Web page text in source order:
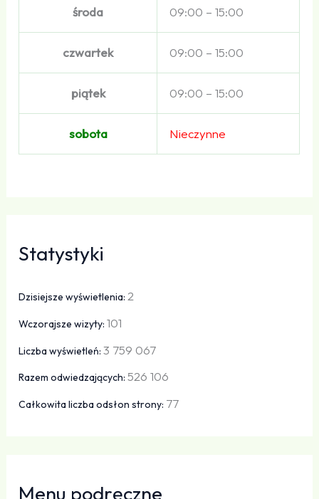
środa 09:00 – 15:00
czwartek 09:00 – 15:00
piątek 09:00 – 15:00
sobota Nieczynne
Statystyki
Dzisiejsze wyświetlenia:2
Wczorajsze wizyty:101
Liczba wyświetleń:3 759 067
Razem odwiedzających:526 106
Całkowita liczba odsłon strony: 77
Menu podręczne